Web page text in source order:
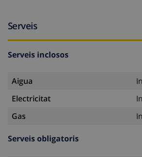
Serveis
Serveis inclosos
Aigua
Electricitat
Gas
Serveis obligatoris